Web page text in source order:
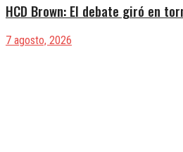
HCD Brown: El debate giró en
7 agosto, 2026